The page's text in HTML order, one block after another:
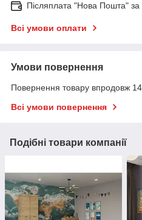
Післяплата "Нова Пошта"
Всі умови оплати
Умови повернення
Повернення товару впродовж
Всі умови повернення
Подібні товари компанії